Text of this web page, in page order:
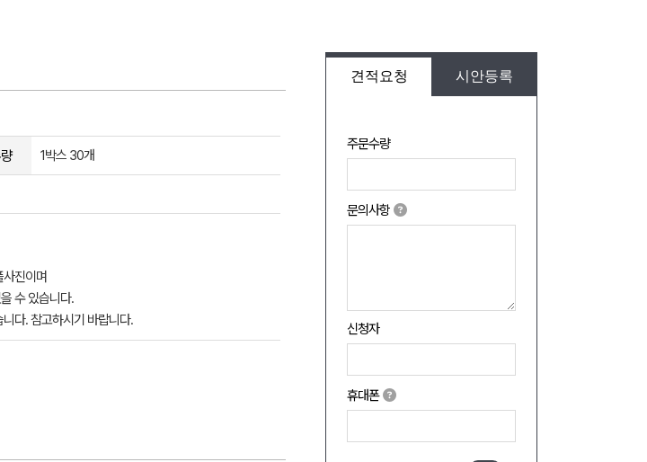
견적요청 시안등록
주문수량
문의사항
신청자
휴대폰
1박스 30개
진이며
수 있습니다.
다. 참고하시기 바랍니다.